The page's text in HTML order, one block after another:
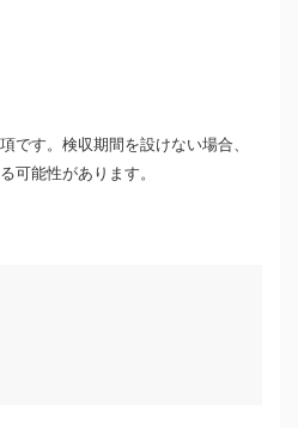
です。検収期間を設けない場合、
可能性があります。